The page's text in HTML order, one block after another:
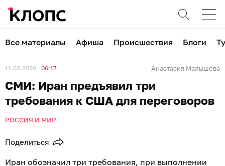
Все материалы Афиша Происшествия Блоги
11.03.2026 06:17 Анастасия Малышева
СМИ: Иран предъявил три
требования к США для переговоров
РОССИЯ И МИР
Поделиться
Иран обозначил три требования, при выполнении